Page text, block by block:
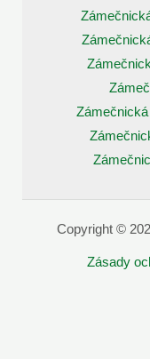
Copyright ©
Zásady